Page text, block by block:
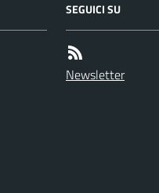
SEGUICI SU
Newsletter